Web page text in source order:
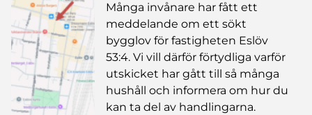
Många invånare har fått ett
meddelande om ett sökt
bygglov för fastigheten Eslöv
53:4. Vi vill därför förtydliga varför
utskicket har gått till så många
hushåll och informera om hur du
kan ta del av handlingarna.